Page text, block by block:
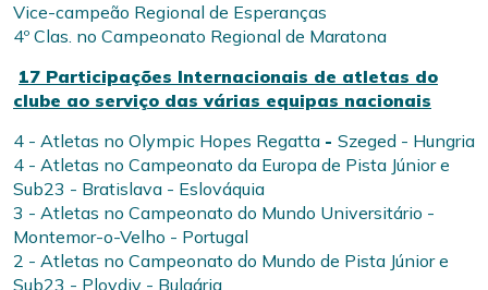
Vice-campeão Regional de Esperanças
4º Clas. no Campeonato Regional de Maratona
17 Participações Internacionais de atletas do
clube ao serviço das várias equipas nacionais
4 - Atletas no Olympic Hopes Regatta - Szeged - Hungria
4 - Atletas no Campeonato da Europa de Pista Júnior e
Sub23 - Bratislava - Eslováquia
3 - Atletas no Campeonato do Mundo Universitário -
Montemor-o-Velho - Portugal
2 - Atletas no Campeonato do Mundo de Pista Júnior e
Sub23 - Plovdiv - Bulgária